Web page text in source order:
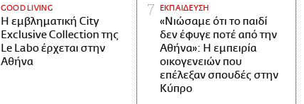
GOOD LIVING
Η εμβληματική City
Exclusive Collection της
Le Labo έρχεται στην
Αθήνα
ΕΚΠΑΙΔΕΥΣΗ
«Νιώσαμε ότι το παιδί
δεν έφυγε ποτέ από την
Αθήνα»: Η εμπειρία
οικογενειών που
επέλεξαν σπουδές στην
Κύπρο